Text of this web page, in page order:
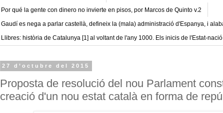
Por qué la gente con dinero no invierte en pisos, por Marcos de Quinto v.2
Gaudí es nega a parlar castellà, defineix la (mala) administració d'Espanya, i
Llibres: història de Catalunya [1] al voltant de l'any 1000. Els inicis de l'Estat-nació
27 d’octubre del 2015
Proposta de resolució del nou Parlament
creació d'un nou estat català en forma de